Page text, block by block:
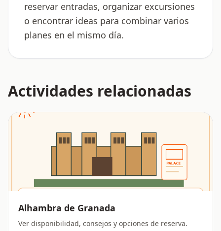
reservar entradas, organizar excursiones
o encontrar ideas para combinar varios
planes en el mismo día.
Actividades relacionadas
Alhambra de Granada
Ver disponibilidad, consejos y opciones de reserva.